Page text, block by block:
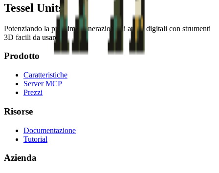
Tessel Units
Potenziando la prossima generazione di artisti digitali con strumenti
3D facili da usare.
Prodotto
Caratteristiche
Server MCP
Prezzi
Risorse
Documentazione
Tutorial
Azienda